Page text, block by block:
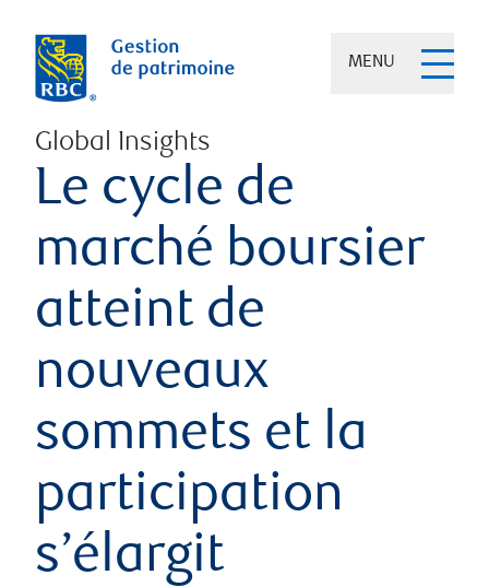
MENU
Global Insights
Le cycle de
marché boursier
atteint de
nouveaux
sommets et la
participation
s’élargit